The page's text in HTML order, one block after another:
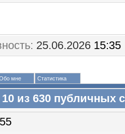
25.06.2026 15:35
мне Статистика
10 из 630 публичных